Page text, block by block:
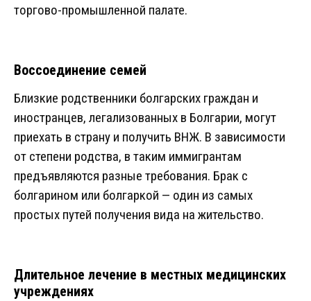
торгово-промышленной палате.
Воссоединение семей
Близкие родственники болгарских граждан и
иностранцев, легализованных в Болгарии, могут
приехать в страну и получить ВНЖ. В зависимости
от степени родства, в таким иммигрантам
предъявляются разные требования. Брак с
болгарином или болгаркой — один из самых
простых путей получения вида на жительство.
Длительное лечение в местных медицинских
учреждениях